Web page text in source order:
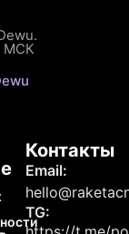
МСК
Контакты
Email:
TG: